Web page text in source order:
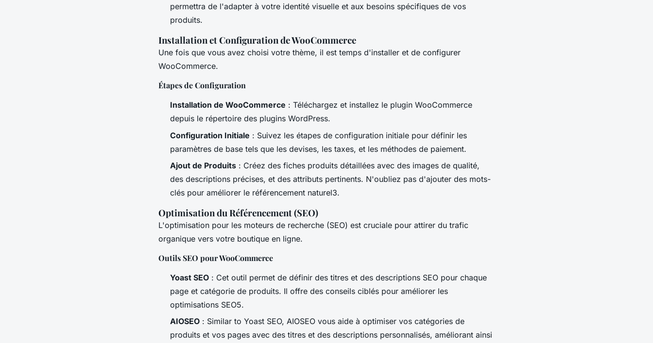
permettra de l'adapter à votre identité visuelle et aux besoins spécifiques de vos
produits.
Installation et Configuration de WooCommerce
Une fois que vous avez choisi votre thème, il est temps d'installer et de configurer
WooCommerce.
Étapes de Configuration
Installation de WooCommerce : Téléchargez et installez le plugin WooCommerce
depuis le répertoire des plugins WordPress.
Configuration Initiale : Suivez les étapes de configuration initiale pour définir les
paramètres de base tels que les devises, les taxes, et les méthodes de paiement.
Ajout de Produits : Créez des fiches produits détaillées avec des images de qualité,
des descriptions précises, et des attributs pertinents. N'oubliez pas d'ajouter des mots-
clés pour améliorer le référencement naturel3.
Optimisation du Référencement (SEO)
L'optimisation pour les moteurs de recherche (SEO) est cruciale pour attirer du trafic
organique vers votre boutique en ligne.
Outils SEO pour WooCommerce
Yoast SEO : Cet outil permet de définir des titres et des descriptions SEO pour chaque
page et catégorie de produits. Il offre des conseils ciblés pour améliorer les
optimisations SEO5.
AIOSEO : Similar to Yoast SEO, AIOSEO vous aide à optimiser vos catégories de
produits et vos pages avec des titres et des descriptions personnalisés, améliorant ainsi